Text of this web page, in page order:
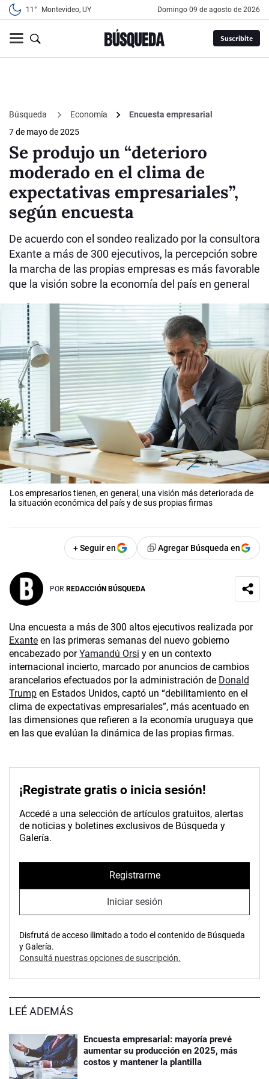
11° Montevideo, UY domingo 09 de agosto de 2026
Suscribite
Búsqueda Economía
Encuesta empresarial
7 de mayo de 2025
Se produjo un “deterioro
moderado en el clima de
expectativas empresariales”,
según encuesta
De acuerdo con el sondeo realizado por la consultora
Exante a más de 300 ejecutivos, la percepción sobre
la marcha de las propias empresas es más favorable
que la visión sobre la economía del país en general
Los empresarios tienen, en general, una visión más deteriorada de
la situación económica del país y de sus propias firmas
+ Seguir en Agregar Búsqueda en
POR REDACCIÓN BÚSQUEDA
Una encuesta a más de 300 altos ejecutivos realizada por
Exante en las primeras semanas del nuevo gobierno
encabezado porYamandú Orsi y en un contexto
internacional incierto, marcado por anuncios de cambios
arancelarios efectuados por la administración de Donald
Trump en Estados Unidos, captó un “debilitamiento en el
clima de expectativas empresariales”, más acentuado en
las dimensiones que refieren a la economía uruguaya que
en las que evalúan la dinámica de las propias firmas.
¡Registrate gratis o inicia sesión!
Accedé a una selección de artículos gratuitos, alertas
de noticias y boletines exclusivos de Búsqueda y
Galería.
Registrarme
Iniciar sesión
Disfrutá de acceso ilimitado a todo el contenido de Búsqueda
y Galería.
Consultá nuestras opciones de suscripción.
LEÉ ADEMÁS
Encuesta empresarial: mayoría prevé
aumentar su producción en 2025, más
costos y mantener la plantilla